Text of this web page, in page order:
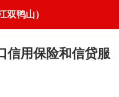
双鸭山）
信用保险和信贷服